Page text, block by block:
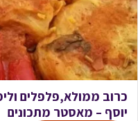
כרוב ממולא,פלפלים
יוסף – מאסטר מתכונים